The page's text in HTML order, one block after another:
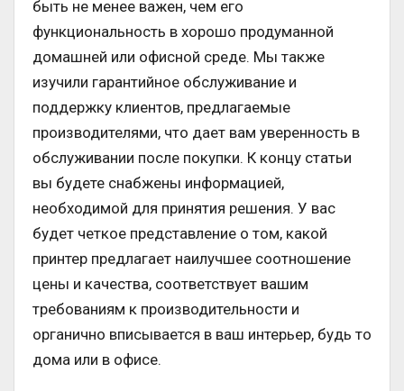
быть не менее важен, чем его
функциональность в хорошо продуманной
домашней или офисной среде. Мы также
изучили гарантийное обслуживание и
поддержку клиентов, предлагаемые
производителями, что дает вам уверенность в
обслуживании после покупки. К концу статьи
вы будете снабжены информацией,
необходимой для принятия решения. У вас
будет четкое представление о том, какой
принтер предлагает наилучшее соотношение
цены и качества, соответствует вашим
требованиям к производительности и
органично вписывается в ваш интерьер, будь то
дома или в офисе.